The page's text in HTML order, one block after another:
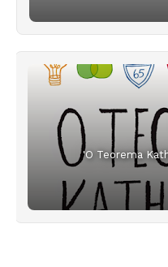
'O Teorema